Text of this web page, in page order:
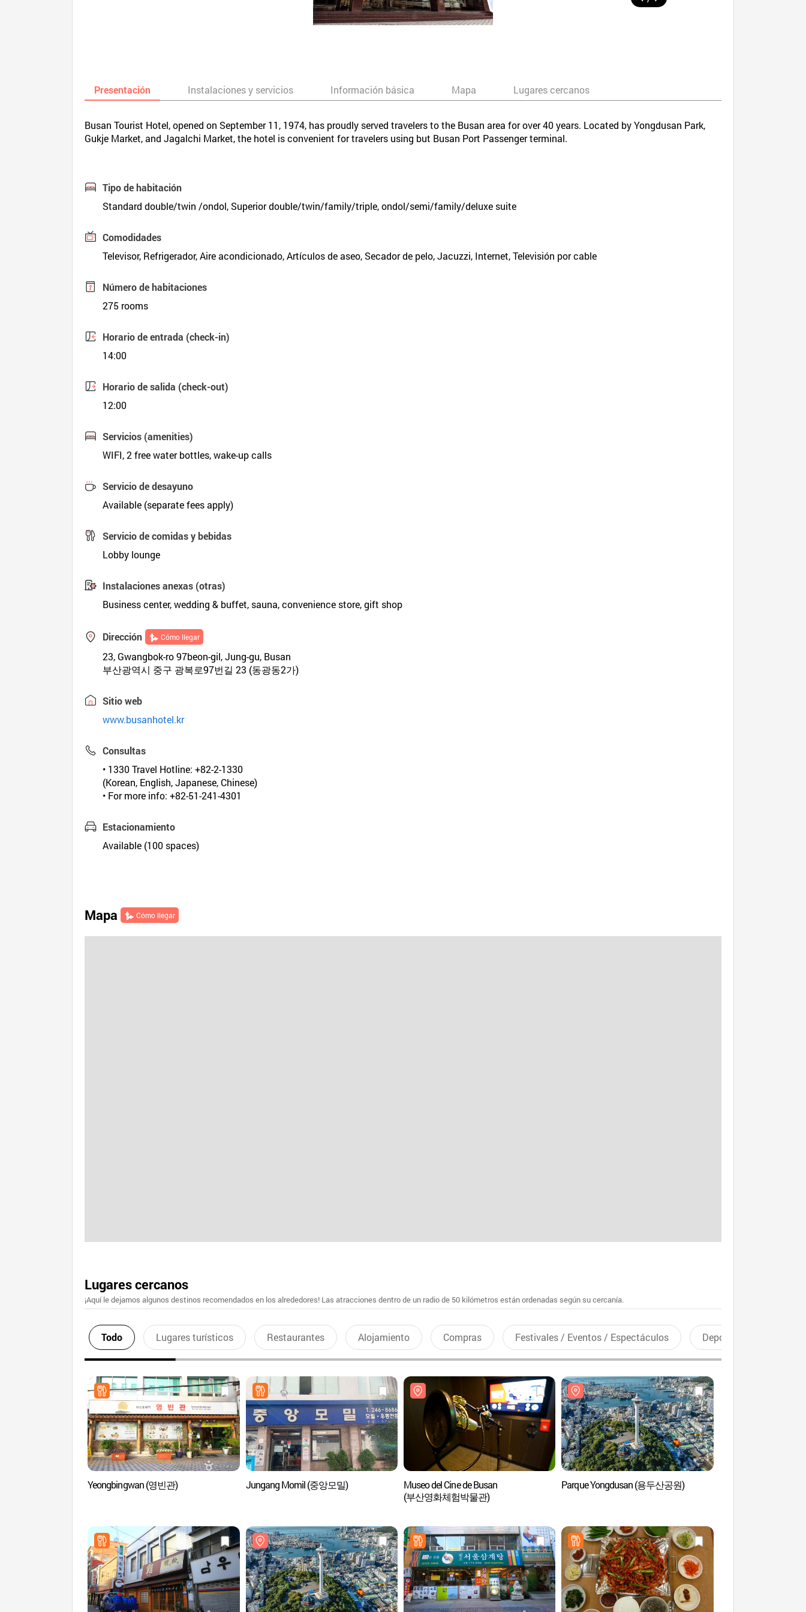
Presentación Instalaciones y servicios Información básica Mapa Lugares cercanos
Busan Tourist Hotel, opened on September 11, 1974, has proudly served travelers to the Busan area for over 40 years. Located by Yongdusan Park,
Gukje Market, and Jagalchi Market, the hotel is convenient for travelers using but Busan Port Passenger terminal.
Tipo de habitación
Standard double/twin /ondol, Superior double/twin/family/triple, ondol/semi/family/deluxe suite
Comodidades
Televisor, Refrigerador, Aire acondicionado, Artículos de aseo, Secador de pelo, Jacuzzi, Internet, Televisión por cable
Número de habitaciones
275 rooms
Horario de entrada (check-in)
14:00
Horario de salida (check-out)
12:00
Servicios (amenities)
WIFI, 2 free water bottles, wake-up calls
Servicio de desayuno
Available (separate fees apply)
Servicio de comidas y bebidas
Lobby lounge
Instalaciones anexas (otras)
Business center, wedding & buffet, sauna, convenience store, gift shop
Dirección Cómo llegar
23, Gwangbok-ro 97beon-gil, Jung-gu, Busan
부산광역시 중구 광복로97번길 23 (동광동2가)
Sitio web
www.busanhotel.kr
Consultas
• 1330 Travel Hotline: +82-2-1330
(Korean, English, Japanese, Chinese)
• For more info: +82-51-241-4301
Estacionamiento
Available (100 spaces)
Mapa Cómo llegar
Lugares cercanos
¡Aquí le dejamos algunos destinos recomendados en los alrededores! Las atracciones dentro de un radio de 50 kilómetros están ordenadas según su cercanía.
Todo Lugares turísticos Restaurantes Alojamiento Compras Festivales / Eventos / Espectáculos Deportes recreativos
Yeongbingwan (영빈관) Jungang Momil (중앙모밀)
Museo del Cine de Busan
(부산영화체험박물관)
Parque Yongdusan (용두산공원)